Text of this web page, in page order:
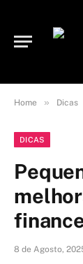
Home » Dicas
DICAS
8 de Agosto,